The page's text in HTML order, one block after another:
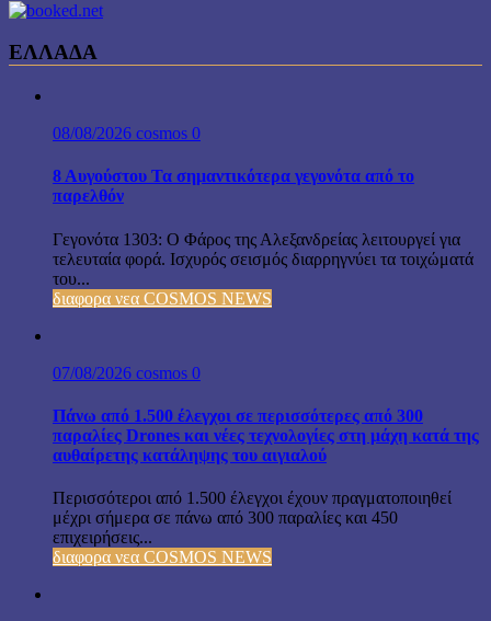
ΕΛΛΑΔΑ
08/08/2026 cosmos 0
8 Αυγούστου Τα σημαντικότερα γεγονότα από το
παρελθόν
Γεγονότα 1303: Ο Φάρος της Αλεξανδρείας λειτουργεί για
τελευταία φορά. Ισχυρός σεισμός διαρρηγνύει τα τοιχώματά
του...
διαφορα νεα COSMOS NEWS
07/08/2026 cosmos 0
Πάνω από 1.500 έλεγχοι σε περισσότερες από 300
παραλίες Drones και νέες τεχνολογίες στη μάχη κατά της
αυθαίρετης κατάληψης του αιγιαλού
Περισσότεροι από 1.500 έλεγχοι έχουν πραγματοποιηθεί
μέχρι σήμερα σε πάνω από 300 παραλίες και 450
επιχειρήσεις...
διαφορα νεα COSMOS NEWS